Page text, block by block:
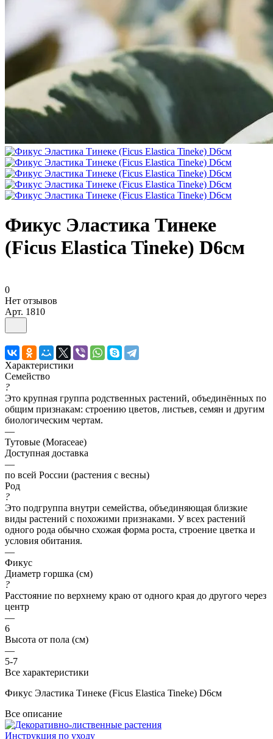
Фикус Эластика Тинеке
(Ficus Elastica Tineke) D6см
0
Нет отзывов
Арт. 1810
Характеристики
Семейство
?
Это крупная группа родственных растений, объединённых по
общим признакам: строению цветов, листьев, семян и другим
биологическим чертам.
—
Тутовые (Moraceae)
Доступная доставка
—
по всей России (растения с весны)
Род
?
Это подгруппа внутри семейства, объединяющая близкие
виды растений с похожими признаками. У всех растений
одного рода обычно схожая форма роста, строение цветка и
условия обитания.
—
Фикус
Диаметр горшка (см)
?
Расстояние по верхнему краю от одного края до другого через
центр
—
6
Высота от пола (см)
—
5-7
Все характеристики
Фикус Эластика Тинеке (Ficus Elastica Tineke) D6см
Все описание
Инструкция по уходу